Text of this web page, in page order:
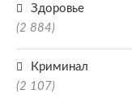
Здоровье
(2 884)
Криминал
(2 107)